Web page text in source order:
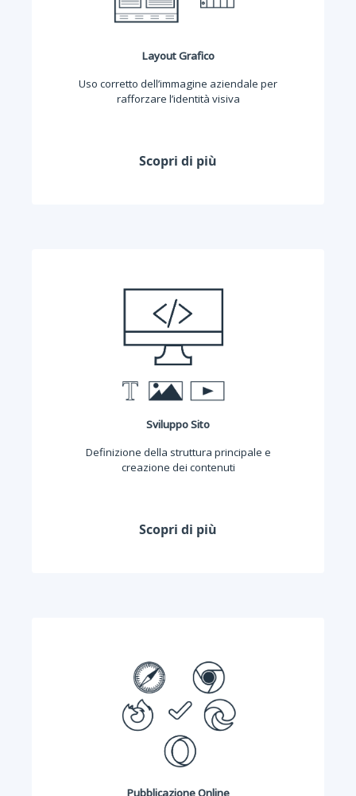
Layout Grafico
Uso corretto dell’immagine aziendale per
rafforzare l’identità visiva
Scopri di più
Sviluppo Sito
Definizione della struttura principale e
creazione dei contenuti
Scopri di più
Pubblicazione Online